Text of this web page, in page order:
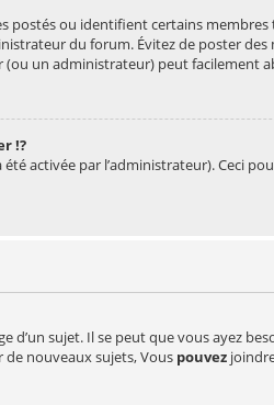
postés ou identifient certains
du forum. Évitez de poster
un administrateur) peut facilement
!?
activée par l’administrateur). Ceci
sujet. Il se peut que vous ayez
de nouveaux sujets, Vous pouvez